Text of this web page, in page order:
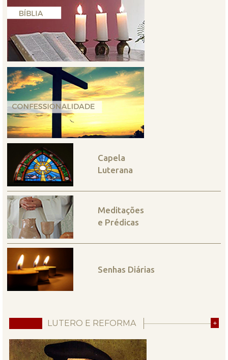
Capela
Luterana
Meditações
e Prédicas
Senhas Diárias
LUTERO E REFORMA +